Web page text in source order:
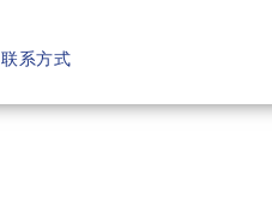
联系方式